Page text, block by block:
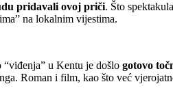
pridavali ovoj priči. Što
na lokalnim vijestima.
u Kentu je došlo gotovo
Roman i film, kao što već